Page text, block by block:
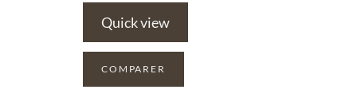
Quick view
COMPARER